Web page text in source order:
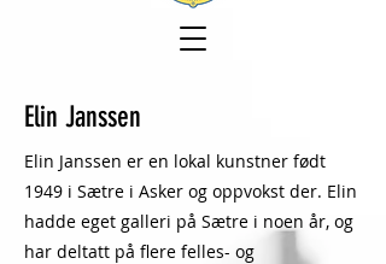
Elin Janssen
Elin Janssen er en lokal kunstner født
1949 i Sætre i Asker og oppvokst der. Elin
hadde eget galleri på Sætre i noen år, og
har deltatt på flere felles- og